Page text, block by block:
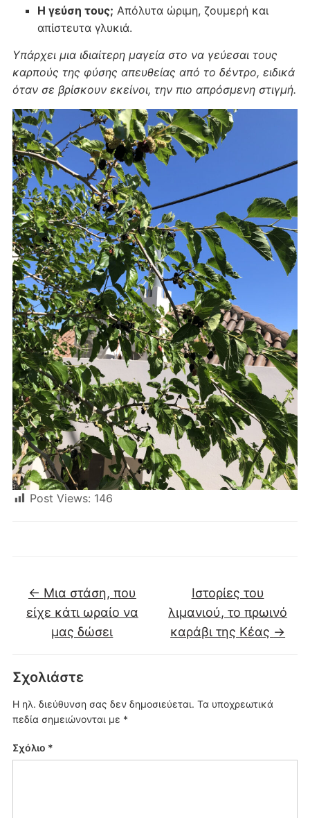
Η γεύση τους; Απόλυτα ώριμη, ζουμερή και
απίστευτα γλυκιά.
Υπάρχει μια ιδιαίτερη μαγεία στο να γεύεσαι τους
καρπούς της φύσης απευθείας από το δέντρο, ειδικά
όταν σε βρίσκουν εκείνοι, την πιο απρόσμενη στιγμή.
Post Views: 146
← Μια στάση, που
είχε κάτι ωραίο να
μας δώσει
Ιστορίες του
λιμανιού, το πρωινό
καράβι της Κέας →
Σχολιάστε
Η ηλ. διεύθυνση σας δεν δημοσιεύεται. Τα υποχρεωτικά
πεδία σημειώνονται με *
Σχόλιο *